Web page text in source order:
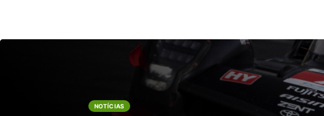
NOTÍCIAS